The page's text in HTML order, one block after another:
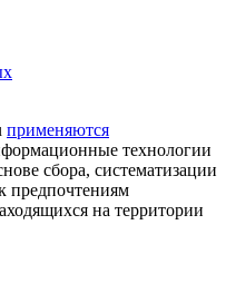
применяются
технологии
сбора, систематизации
предпочтениям
на территории